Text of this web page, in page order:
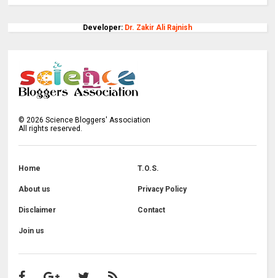
Developer: Dr. Zakir Ali Rajnish
© 2026 Science Bloggers' Association
All rights reserved.
Home T.O.S.
About us Privacy Policy
Disclaimer Contact
Join us